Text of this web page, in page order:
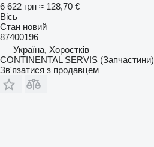
6 622 грн ≈ 128,70 €
Вісь
Стан новий
87400196
Україна, Хоростків
CONTINENTAL SERVIS (Запчастини)
Зв'язатися з продавцем